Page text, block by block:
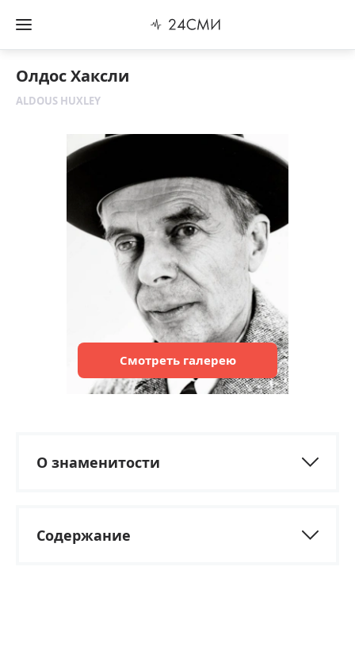
Олдос Хаксли
ALDOUS HUXLEY
Смотреть галерею
О знаменитости
Содержание